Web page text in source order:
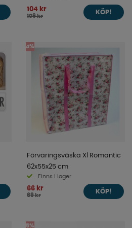
104 kr
109 kr
KÖP!
4%
Förvaringsväska Xl Romantic
62x55x25 cm
Finns i lager
66 kr
69 kr
KÖP!
5%